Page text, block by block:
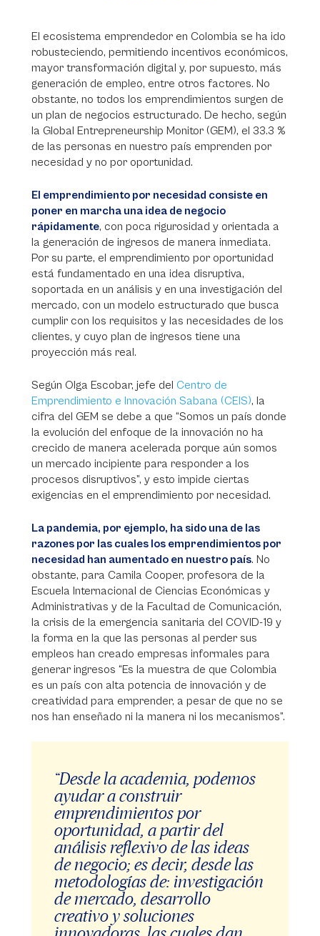
El ecosistema emprendedor en Colombia se ha ido
robusteciendo, permitiendo incentivos económicos,
mayor transformación digital y, por supuesto, más
generación de empleo, entre otros factores. No
obstante, no todos los emprendimientos surgen de
un plan de negocios estructurado. De hecho, según
la Global Entrepreneurship Monitor (GEM), el 33.3 %
de las personas en nuestro país emprenden por
necesidad y no por oportunidad.
El emprendimiento por necesidad consiste en
poner en marcha una idea de negocio
rápidamente, con poca rigurosidad y orientada a
la generación de ingresos de manera inmediata.
Por su parte, el emprendimiento por oportunidad
está fundamentado en una idea disruptiva,
soportada en un análisis y en una investigación del
mercado, con un modelo estructurado que busca
cumplir con los requisitos y las necesidades de los
clientes, y cuyo plan de ingresos tiene una
proyección más real.
Según Olga Escobar, jefe del Centro de
Emprendimiento e Innovación Sabana (CEIS), la
cifra del GEM se debe a que “Somos un país donde
la evolución del enfoque de la innovación no ha
crecido de manera acelerada porque aún somos
un mercado incipiente para responder a los
procesos disruptivos”, y esto impide ciertas
exigencias en el emprendimiento por necesidad.
La pandemia, por ejemplo, ha sido una de las
razones por las cuales los emprendimientos por
necesidad han aumentado en nuestro país. No
obstante, para Camila Cooper, profesora de la
Escuela Internacional de Ciencias Económicas y
Administrativas y de la Facultad de Comunicación,
la crisis de la emergencia sanitaria del COVID-19 y
la forma en la que las personas al perder sus
empleos han creado empresas informales para
generar ingresos “Es la muestra de que Colombia
es un país con alta potencia de innovación y de
creatividad para emprender, a pesar de que no se
nos han enseñado ni la manera ni los mecanismos”.
“Desde la academia, podemos
ayudar a construir
emprendimientos por
oportunidad, a partir del
análisis reflexivo de las ideas
de negocio; es decir, desde las
metodologías de: investigación
de mercado, desarrollo
creativo y soluciones